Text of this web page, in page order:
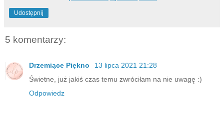
Udostępnij
5 komentarzy:
Drzemiące Piękno
13 lipca 2021 21:28
Świetne, już jakiś czas temu zwróciłam na nie uwagę :)
Odpowiedz